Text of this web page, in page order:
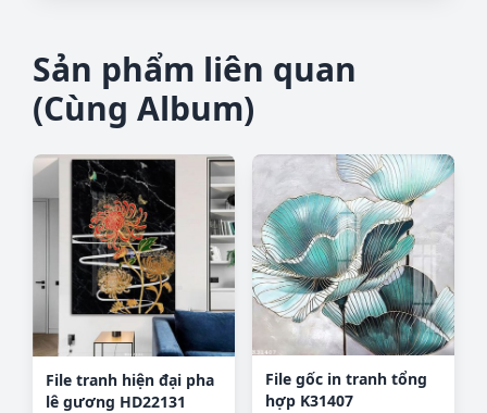
Sản phẩm liên quan
(Cùng Album)
File tranh hiện đại pha
lê gương HD22131
File gốc in tranh tổng
hợp K31407